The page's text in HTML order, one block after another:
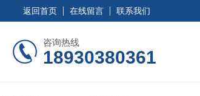
返回首页 在线留言 联系我们
咨询热线
18930380361